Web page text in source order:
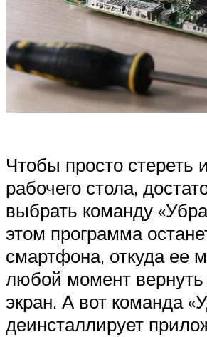
Чтобы просто стереть
рабочего стола,
выбрать команду
этом программа
смартфона, откуда ее
любой момент вернуть
экран. А вот команда
деинсталлирует